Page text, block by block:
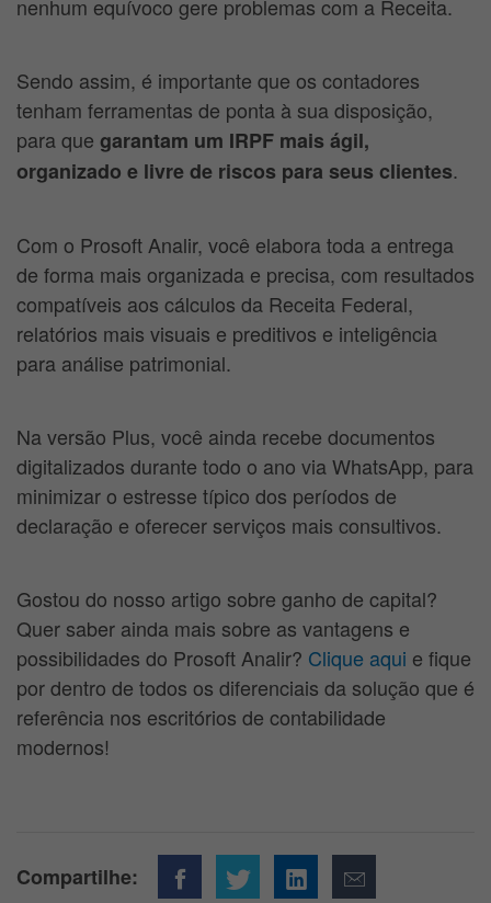
nenhum equívoco gere problemas com a Receita.
Sendo assim, é importante que os contadores
tenham ferramentas de ponta à sua disposição,
para que garantam um IRPF mais ágil,
organizado e livre de riscos para seus clientes.
Com o Prosoft Analir, você elabora toda a entrega
de forma mais organizada e precisa, com resultados
compatíveis aos cálculos da Receita Federal,
relatórios mais visuais e preditivos e inteligência
para análise patrimonial.
Na versão Plus, você ainda recebe documentos
digitalizados durante todo o ano via WhatsApp, para
minimizar o estresse típico dos períodos de
declaração e oferecer serviços mais consultivos.
Gostou do nosso artigo sobre ganho de capital?
Quer saber ainda mais sobre as vantagens e
possibilidades do Prosoft Analir? Clique aqui e fique
por dentro de todos os diferenciais da solução que é
referência nos escritórios de contabilidade
modernos!
Compartilhe: